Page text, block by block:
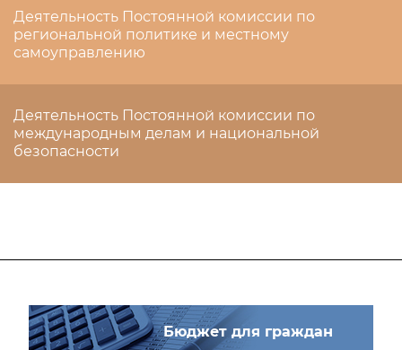
Деятельность Постоянной комиссии по
региональной политике и местному
самоуправлению
Деятельность Постоянной комиссии по
международным делам и национальной
безопасности
Бюджет для граждан